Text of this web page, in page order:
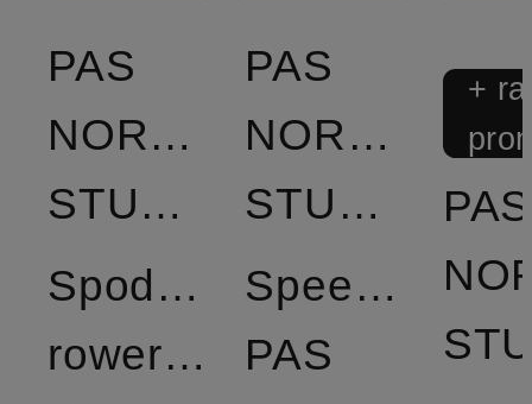
PAS
NORMAL
STUDIOS
Spodnie
rowerowe
PAS
NORMAL
STUDIOS
Speedsuit
PAS
+
PAS